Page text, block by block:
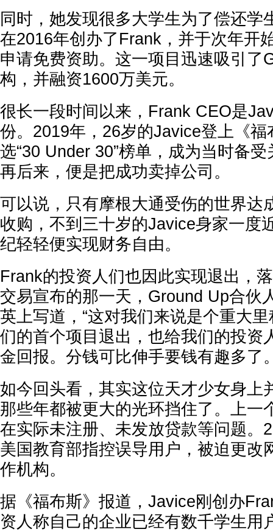
同时，她发现很多大学生为了偿还学
在2016年创办了Frank，并于次年开
申请免费资助。这一项目迅速吸引了
构，并融资1600万美元。
很长一段时间以来，Frank CEO是
份。2019年，26岁的Javice登上《福
选“30 Under 30”榜单，成为当时备
再后来，便是把成功卖掉公司。
可以说，只有摩根大通受伤的世界
收购，不到三十岁的Javice身家一度
纪轻轻便实现财务自由。
Frank的投资人们也因此实现退出，
交易宣布的那一天，Ground Up合伙
英上写道，“这对我们来说是个重大
们的首个项目退出，也给我们的投资
金回报。分钱可比伸手要钱有趣多了
如今回头看，其实这位天才少女身上
那些年都被更大的光环挡住了。上一
在实际未注册、未发放贷款等问题。
美国教育部指控误导用户，被迫更改
作机构。
据《福布斯》报道，Javice刚创办
资人称自己的企业已经有数千学生用